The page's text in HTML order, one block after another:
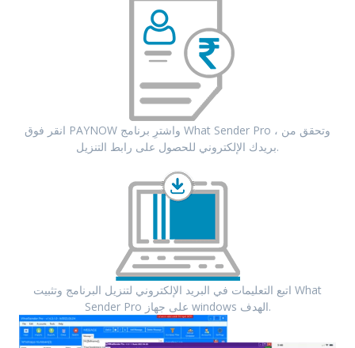
انقر فوق PAYNOW واشترِ برنامج What Sender Pro ، وتحقق من
بريدك الإلكتروني للحصول على رابط التنزيل.
اتبع التعليمات في البريد الإلكتروني لتنزيل البرنامج وتثبيت What
Sender Pro على جهاز windows الهدف.